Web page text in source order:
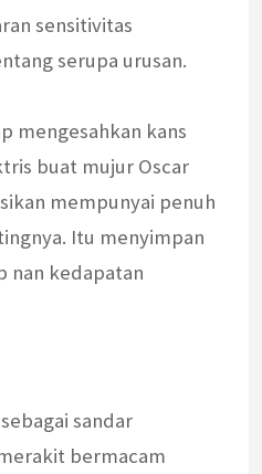
sensitivitas
serupa urusan.
mengesahkan kans
buat mujur Oscar
mempunyai penuh
Itu menyimpan
nan kedapatan
sandar
bermacam